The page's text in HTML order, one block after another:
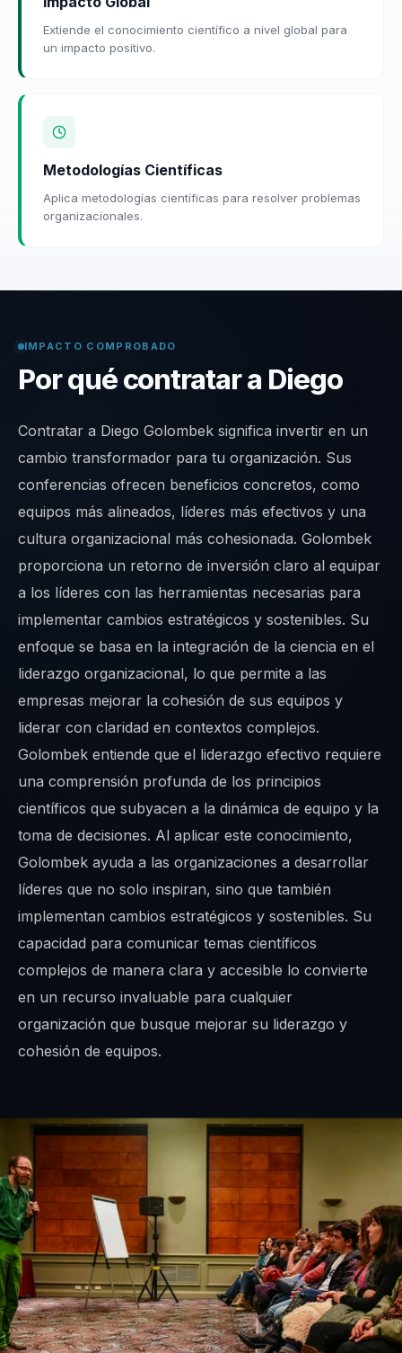
Extiende el conocimiento científico a nivel global para
un impacto positivo.
Metodologías Científicas
Aplica metodologías científicas para resolver problemas
organizacionales.
IMPACTO COMPROBADO
Por qué contratar a Diego
Contratar a Diego Golombek significa invertir en un
cambio transformador para tu organización. Sus
conferencias ofrecen beneficios concretos, como
equipos más alineados, líderes más efectivos y una
cultura organizacional más cohesionada. Golombek
proporciona un retorno de inversión claro al equipar
a los líderes con las herramientas necesarias para
implementar cambios estratégicos y sostenibles. Su
enfoque se basa en la integración de la ciencia en el
liderazgo organizacional, lo que permite a las
empresas mejorar la cohesión de sus equipos y
liderar con claridad en contextos complejos.
Golombek entiende que el liderazgo efectivo requiere
una comprensión profunda de los principios
científicos que subyacen a la dinámica de equipo y la
toma de decisiones. Al aplicar este conocimiento,
Golombek ayuda a las organizaciones a desarrollar
líderes que no solo inspiran, sino que también
implementan cambios estratégicos y sostenibles. Su
capacidad para comunicar temas científicos
complejos de manera clara y accesible lo convierte
en un recurso invaluable para cualquier
organización que busque mejorar su liderazgo y
cohesión de equipos.